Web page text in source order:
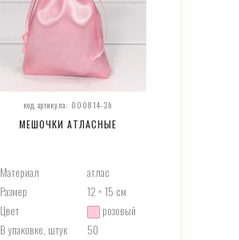
код артикула: 000814-3h
МЕШОЧКИ АТЛАСНЫЕ
Материал
атлас
Размер
12 × 15 см
Цвет
розовый
В упаковке, штук
50